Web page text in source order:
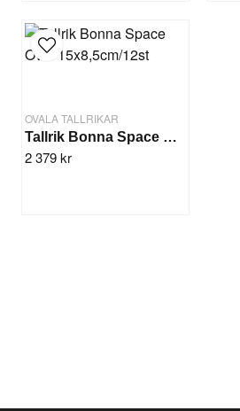
OVALA TALLRIKAR
Tallrik Bonna Space Oval 15x8,5cm/12st
2 379 kr